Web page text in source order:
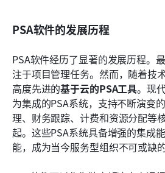
PSA软件的发展历程
PSA软件经历了显著的发展历程。
注于项目管理任务。然而，随着技
高度先进的基于云的PSA工具。现
为集成的PSA系统，支持不断演变
理、财务跟踪、计费和资源分配等
起。这些PSA系统具备增强的集成
能，成为当今服务型组织不可或缺